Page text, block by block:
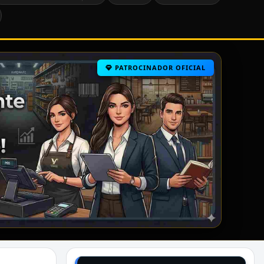
PATROCINADOR OFICIAL